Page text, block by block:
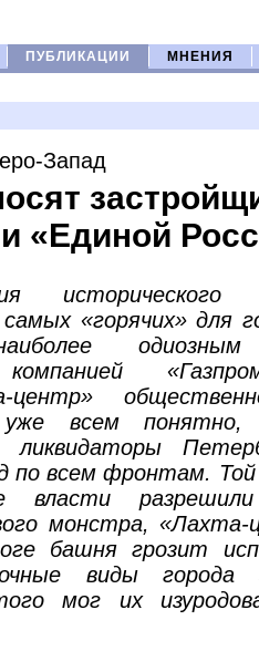
ПУБЛИКАЦИИ МНЕНИЯ
Запад
«Единой
исторического
«горячих» для
одиозным
компанией
центр»
уже всем понятно,
ликвидаторы
по всем фронтам. Той
власти
монстра, «Лахта-
башня грозит
виды города
мог их